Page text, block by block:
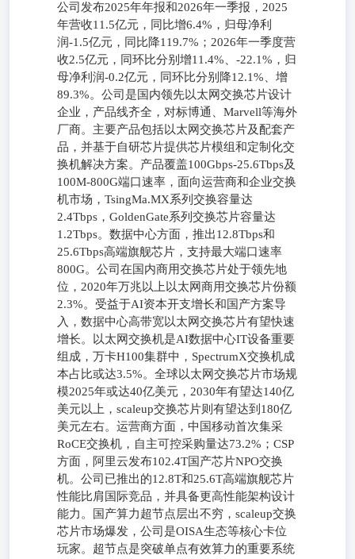
公司发布2025年年报和2026年一季报，2025
年营收11.5亿元，同比增6.4%，归母净利
润-1.5亿元，同比降119.7%；2026年一季度营
收2.5亿元，同环比分别增11.4%、-22.1%，归
母净利润-0.2亿元，同环比分别降12.1%、增
89.3%。公司是国内领先以太网交换芯片设计
企业，产品线齐全，对标博通、Marvell等海外
厂商。主要产品包括以太网交换芯片及配套产
品，并基于自研芯片提供芯片模组和定制化交
换机解决方案。产品覆盖100Gbps-25.6Tbps及
100M-800G端口速率，面向运营商和企业交换
机市场，TsingMa.MX系列交换容量达
2.4Tbps，GoldenGate系列交换芯片容量达
1.2Tbps。数据中心方面，推出12.8Tbps和
25.6Tbps高端旗舰芯片，支持最大端口速率
800G。公司在国内商用交换芯片处于领先地
位，2020年万兆以上以太网商用交换芯片份额
2.3%。受益于AI资本开支增长和国产方案导
入，数据中心高带宽以太网交换芯片有望快速
增长。以太网交换机是AI数据中心IT设备重要
组成，万卡H100集群中，SpectrumX交换机成
本占比或达3.5%。全球以太网交换芯片市场规
模2025年或达40亿美元，2030年有望达140亿
美元以上，scaleup交换芯片则有望达到180亿
美元左右。运营商方面，中国移动首次集采
RoCE交换机，自主可控采购量达73.2%；CSP
方面，阿里云发布102.4T国产芯片NPO交换
机。公司已推出的12.8T和25.6T高端旗舰芯片
性能比肩国际竞品，并具备更高性能架构设计
能力。国产算力超节点层出不穷，scaleup交换
芯片市场爆发，公司是OISA生态等核心卡位
玩家。超节点是突破单点有效算力的重要系统